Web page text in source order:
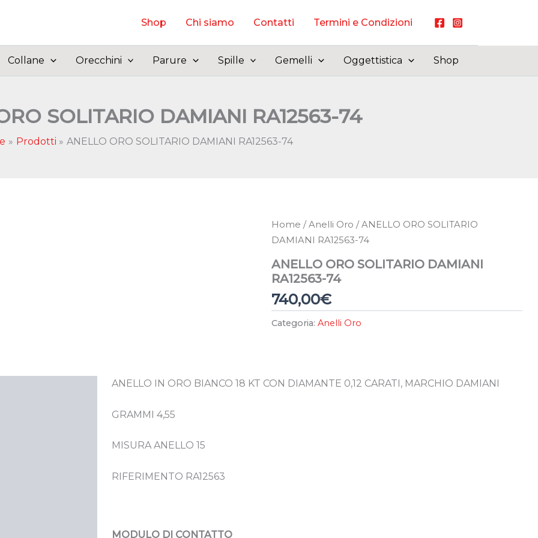
Shop Chi siamo Contatti Termini e Condizioni
Collane Orecchini Parure Spille Gemelli Oggettistica Shop
SOLITARIO DAMIANI RA12563-74
Prodotti ANELLO ORO SOLITARIO DAMIANI RA12563-74
Home /Anelli Oro / ANELLO ORO SOLITARIO
DAMIANI RA12563-74
ANELLO ORO SOLITARIO DAMIANI
RA12563-74
740,00€
Categoria: Anelli Oro
ANELLO IN ORO BIANCO 18 KT CON DIAMANTE 0,12 CARATI, MARCHIO DAMIANI
GRAMMI 4,55
MISURA ANELLO 15
RIFERIMENTO RA12563
MODULO DI CONTATTO